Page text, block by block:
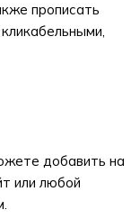
прописать
добавить на
или любой